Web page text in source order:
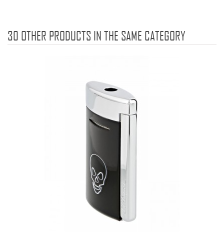
30 OTHER PRODUCTS IN THE SAME CATEGORY